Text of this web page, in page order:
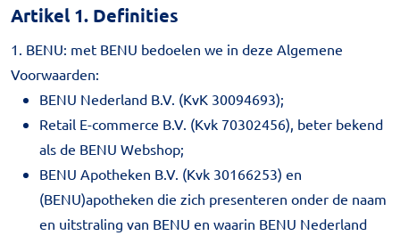
Artikel 1. Definities
1. BENU: met BENU bedoelen we in deze Algemene
Voorwaarden:
BENU Nederland B.V. (KvK 30094693);
Retail E-commerce B.V. (Kvk 70302456), beter bekend
als de BENU Webshop;
BENU Apotheken B.V. (Kvk 30166253) en
(BENU)apotheken die zich presenteren onder de naam
en uitstraling van BENU en waarin BENU Nederland